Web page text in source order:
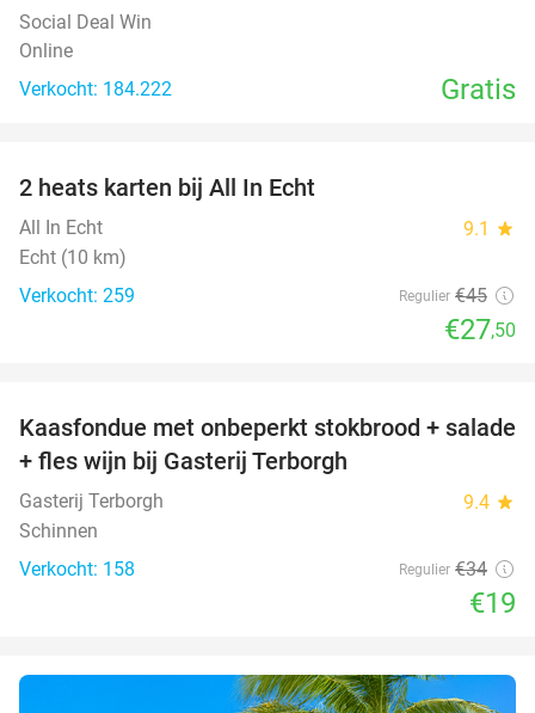
Social Deal Win
Online
Verkocht: 184.222
Gratis
2 heats karten bij All In Echt
All In Echt 9.1 star
Echt (10 km)
Verkocht: 259
Regulier €45
€27,50
44%
Kaasfondue met onbeperkt stokbrood + salade
+ fles wijn bij Gasterij Terborgh
Gasterij Terborgh 9.4 star
Schinnen
Verkocht: 158
Regulier €34
€19